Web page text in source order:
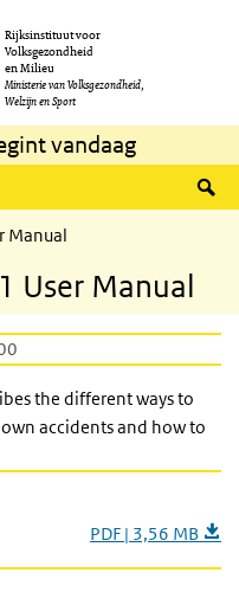
Rijksinstituut voor
Volksgezondheid
en Milieu
Ministerie van Volksgezondheid,
Welzijn en Sport
vandaag
Manual
User Manual
the different ways to
accidents and how to
PDF | 3,56 MB